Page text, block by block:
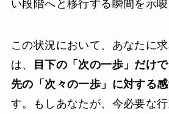
い段階へと移行する瞬間を示唆
この状況において、あなたに
は、
目下の「次の一歩」だけ
先の「次々の一歩」に対する
す。もしあなたが、今必要な